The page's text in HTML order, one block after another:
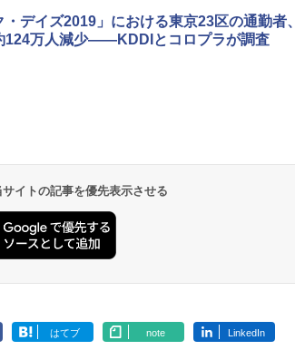
・デイズ2019」における東京23区の通勤者、
124万人減少――KDDIとコロプラが調査
イトの記事を優先表示させる
はてブ note LinkedIn